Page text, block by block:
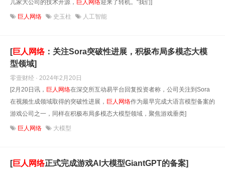
几家大公司的技术开源， 巨人网络迎来了转机。“我们]
巨人网络 史玉柱 人工智能
[巨人网络：关注Sora突破性进展，积极布局多模态大模
型领域]
零壹财经 · 2024年2月20日
[2月20日讯， 巨人网络在深交所互动易平台回复投资者称，公司关注到Sora
在视频生成领域取得的突破性进展， 巨人网络作为最早完成大语言模型备案的
游戏公司之一，同样在积极布局多模态大模型领域，聚焦游戏垂类]
巨人网络 大模型
[巨人网络正式完成游戏AI大模型GiantGPT的备案]